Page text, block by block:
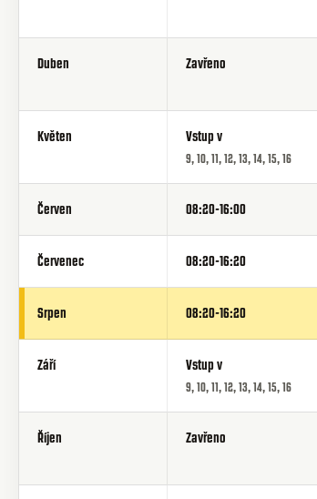
Duben Zavřeno
Květen Vstup v
9, 10, 11, 12, 13, 14, 15, 16
Červen 08:20-16:00
Červenec 08:20-16:20
Srpen 08:20-16:20
Září Vstup v
9, 10, 11, 12, 13, 14, 15, 16
Říjen Zavřeno